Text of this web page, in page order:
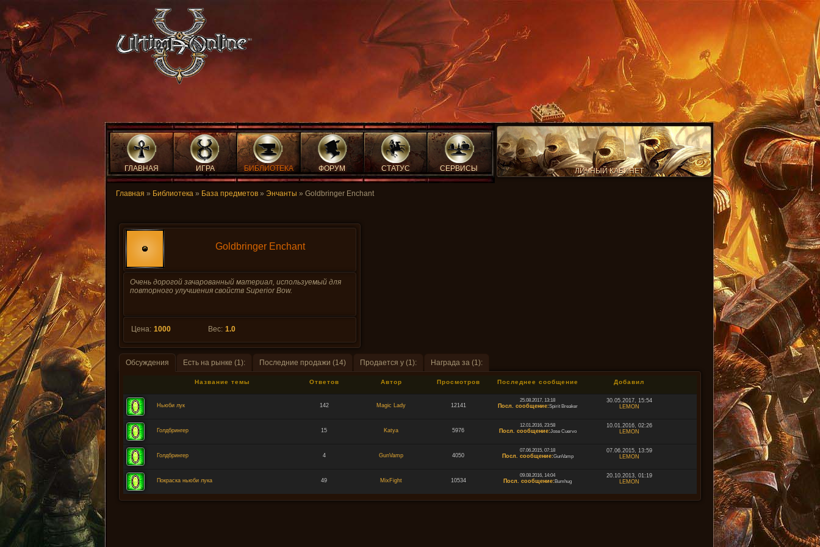
ГЛАВНАЯ ИГРА БИБЛИОТЕКА ФОРУМ СТАТУС СЕРВИСЫ ЛИЧНЫЙ КАБИНЕТ
Главная » Библиотека » База предметов » Энчанты » Goldbringer Enchant
Goldbringer Enchant
Очень дорогой зачарованный материал, используемый для
повторного улучшения свойств Superior Bow.
Цена: 1000 Вес: 1.0
Обсуждения Есть на рынке (1): Последние продажи (14) Продается у (1): Награда за (1):
Название темы Ответов Автор Просмотров Последнее сообщение Добавил
Ньюби лук 142 Magic Lady 12141
25.08.2017, 13:18
Посл. сообщение:Spirit Breaker
30.05.2017, 15:54
LEMON
Голдбрингер 15 Katya 5976
12.01.2016, 23:58
Посл. сообщение:Jose Cuervo
10.01.2016, 02:26
LEMON
Голдбрингер 4 GunVamp 4050
07.06.2015, 07:18
Посл. сообщение:GunVamp
07.06.2015, 13:59
LEMON
Покраска ньюби лука 49 MixFight 10534
09.08.2016, 14:04
Посл. сообщение:Bumhug
20.10.2013, 01:19
LEMON